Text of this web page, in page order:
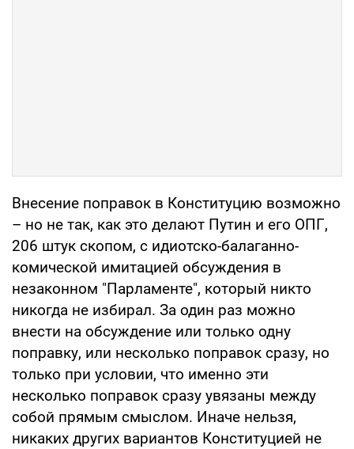
Внесение поправок в Конституцию возможно
– но не так, как это делают Путин и его ОПГ,
206 штук скопом, с идиотско-балаганно-
комической имитацией обсуждения в
незаконном "Парламенте", который никто
никогда не избирал. За один раз можно
внести на обсуждение или только одну
поправку, или несколько поправок сразу, но
только при условии, что именно эти
несколько поправок сразу увязаны между
собой прямым смыслом. Иначе нельзя,
никаких других вариантов Конституцией не